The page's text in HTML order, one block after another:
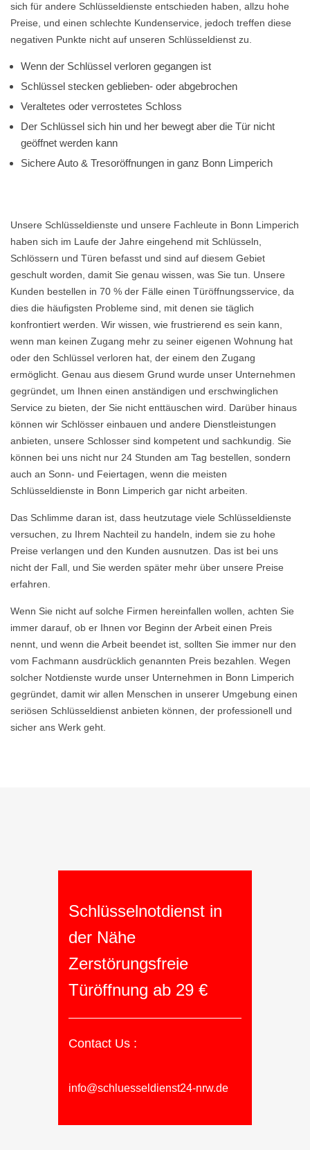
sich für andere Schlüsseldienste entschieden haben, allzu hohe
Preise, und einen schlechte Kundenservice, jedoch treffen diese
negativen Punkte nicht auf unseren Schlüsseldienst zu.
Wenn der Schlüssel verloren gegangen ist
Schlüssel stecken geblieben- oder abgebrochen
Veraltetes oder verrostetes Schloss
Der Schlüssel sich hin und her bewegt aber die Tür nicht
geöffnet werden kann
Sichere Auto & Tresoröffnungen in ganz Bonn Limperich
Unsere Schlüsseldienste und unsere Fachleute in Bonn Limperich
haben sich im Laufe der Jahre eingehend mit Schlüsseln,
Schlössern und Türen befasst und sind auf diesem Gebiet
geschult worden, damit Sie genau wissen, was Sie tun. Unsere
Kunden bestellen in 70 % der Fälle einen Türöffnungsservice, da
dies die häufigsten Probleme sind, mit denen sie täglich
konfrontiert werden. Wir wissen, wie frustrierend es sein kann,
wenn man keinen Zugang mehr zu seiner eigenen Wohnung hat
oder den Schlüssel verloren hat, der einem den Zugang
ermöglicht. Genau aus diesem Grund wurde unser Unternehmen
gegründet, um Ihnen einen anständigen und erschwinglichen
Service zu bieten, der Sie nicht enttäuschen wird. Darüber hinaus
können wir Schlösser einbauen und andere Dienstleistungen
anbieten, unsere Schlosser sind kompetent und sachkundig. Sie
können bei uns nicht nur 24 Stunden am Tag bestellen, sondern
auch an Sonn- und Feiertagen, wenn die meisten
Schlüsseldienste in Bonn Limperich gar nicht arbeiten.
Das Schlimme daran ist, dass heutzutage viele Schlüsseldienste
versuchen, zu Ihrem Nachteil zu handeln, indem sie zu hohe
Preise verlangen und den Kunden ausnutzen. Das ist bei uns
nicht der Fall, und Sie werden später mehr über unsere Preise
erfahren.
Wenn Sie nicht auf solche Firmen hereinfallen wollen, achten Sie
immer darauf, ob er Ihnen vor Beginn der Arbeit einen Preis
nennt, und wenn die Arbeit beendet ist, sollten Sie immer nur den
vom Fachmann ausdrücklich genannten Preis bezahlen. Wegen
solcher Notdienste wurde unser Unternehmen in Bonn Limperich
gegründet, damit wir allen Menschen in unserer Umgebung einen
seriösen Schlüsseldienst anbieten können, der professionell und
sicher ans Werk geht.
Schlüsselnotdienst in
der Nähe
Zerstörungsfreie
Türöffnung ab 29 €
Contact Us :
info@schluesseldienst24-nrw.de